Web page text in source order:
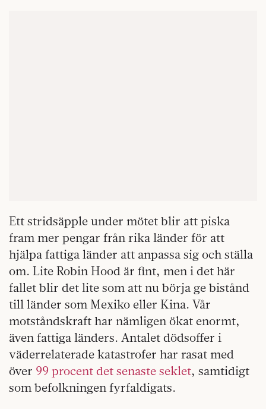
Ett stridsäpple under mötet blir att piska
fram mer pengar från rika länder för att
hjälpa fattiga länder att anpassa sig och ställa
om. Lite Robin Hood är fint, men i det här
fallet blir det lite som att nu börja ge bistånd
till länder som Mexiko eller Kina. Vår
motståndskraft har nämligen ökat enormt,
även fattiga länders. Antalet dödsoffer i
väderrelaterade katastrofer har rasat med
över 99 procent det senaste seklet, samtidigt
som befolkningen fyrfaldigats.